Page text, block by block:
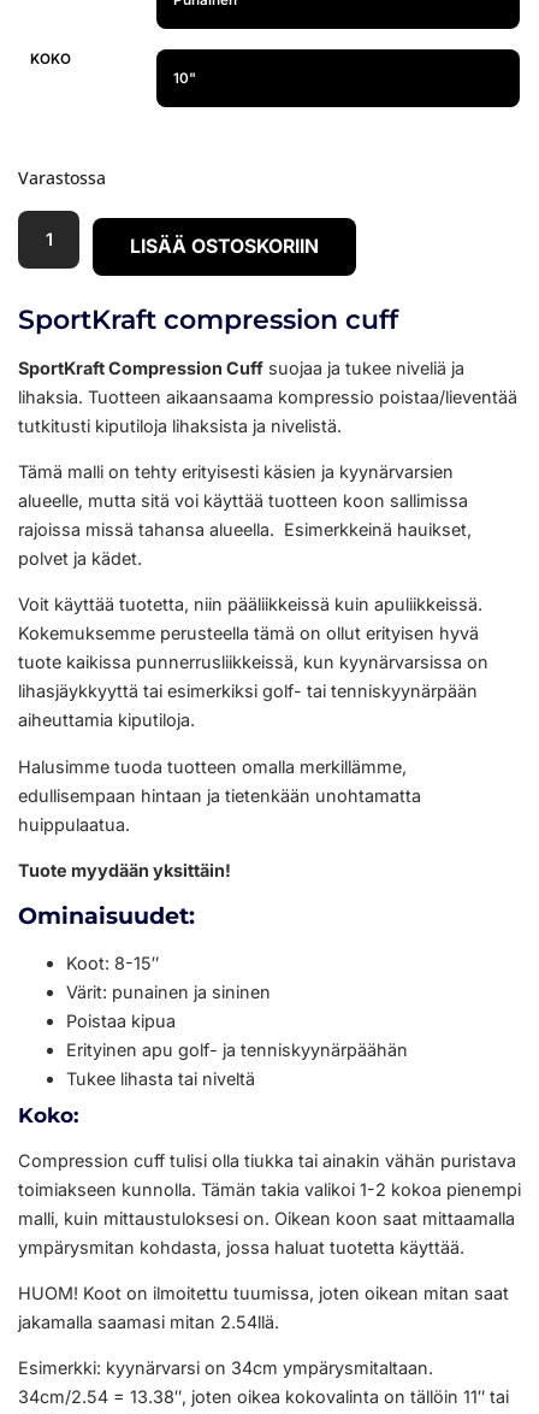
KOKO
Varastossa
LISÄÄ OSTOSKORIIN
SportKraft compression cuff
SportKraft Compression Cuff suojaa ja tukee niveliä ja
lihaksia. Tuotteen aikaansaama kompressio poistaa/lieventää
tutkitusti kiputiloja lihaksista ja nivelistä.
Tämä malli on tehty erityisesti käsien ja kyynärvarsien
alueelle, mutta sitä voi käyttää tuotteen koon sallimissa
rajoissa missä tahansa alueella. Esimerkkeinä hauikset,
polvet ja kädet.
Voit käyttää tuotetta, niin pääliikkeissä kuin apuliikkeissä.
Kokemuksemme perusteella tämä on ollut erityisen hyvä
tuote kaikissa punnerrusliikkeissä, kun kyynärvarsissa on
lihasjäykkyyttä tai esimerkiksi golf- tai tenniskyynärpään
aiheuttamia kiputiloja.
Halusimme tuoda tuotteen omalla merkillämme,
edullisempaan hintaan ja tietenkään unohtamatta
huippulaatua.
Tuote myydään yksittäin!
Ominaisuudet:
Koot: 8-15″
Värit: punainen ja sininen
Poistaa kipua
Erityinen apu golf- ja tenniskyynärpäähän
Tukee lihasta tai niveltä
Koko:
Compression cuff tulisi olla tiukka tai ainakin vähän puristava
toimiakseen kunnolla. Tämän takia valikoi 1-2 kokoa pienempi
malli, kuin mittaustuloksesi on. Oikean koon saat mittaamalla
ympärysmitan kohdasta, jossa haluat tuotetta käyttää.
HUOM! Koot on ilmoitettu tuumissa, joten oikean mitan saat
jakamalla saamasi mitan 2.54llä.
Esimerkki: kyynärvarsi on 34cm ympärysmitaltaan.
34cm/2.54 = 13.38″, joten oikea kokovalinta on tällöin 11″ tai